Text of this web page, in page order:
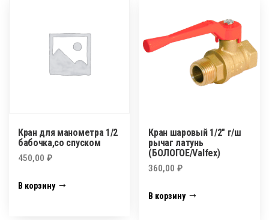
Кран для манометра 1/2
бабочка,со спуском
450,00 ₽
В корзину
Кран шаровый 1/2″ г/ш
рычаг латунь
(БОЛОГОЕ/Valfex)
360,00₽
В корзину